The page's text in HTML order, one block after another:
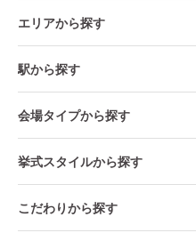
エリアから探す
駅から探す
会場タイプから探す
挙式スタイルから探す
こだわりから探す